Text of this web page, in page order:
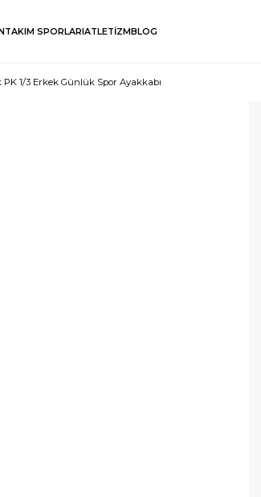
TAKIM SPORLARIATLETİZMBLOG
PK 1/3 Erkek Günlük Spor Ayakkabı